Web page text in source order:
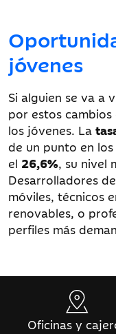
jóvenes
Si alguien se va a
por estos
los jóvenes. La
de un punto en
el 26,6%, su nivel
Desarrolladores
móviles, técnicos
renovables, o
perfiles más
Oficinas y